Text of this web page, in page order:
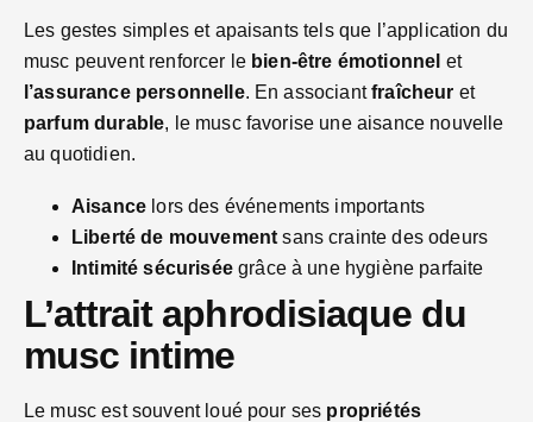
Les gestes simples et apaisants tels que l’application du
musc peuvent renforcer le bien-être émotionnel et
l’assurance personnelle. En associantfraîcheur et
parfum durable, le musc favorise une aisance nouvelle
au quotidien.
Aisance lors des événements importants
Liberté de mouvement sans crainte des odeurs
Intimité sécuriséegrâce à une hygiène parfaite
L’attrait aphrodisiaque du
musc intime
Le musc est souvent loué pour ses propriétés